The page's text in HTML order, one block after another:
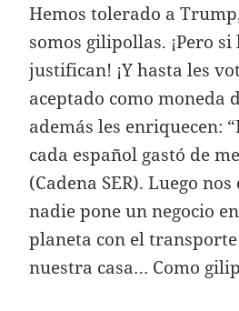
Hemos tolerado a
somos gilipollas. ¡Pero
justifican! ¡Y hasta les
aceptado como moneda
además les enriquecen:
cada español gastó de
(Cadena SER). Luego
nadie pone un negocio
planeta con el
nuestra casa… Como